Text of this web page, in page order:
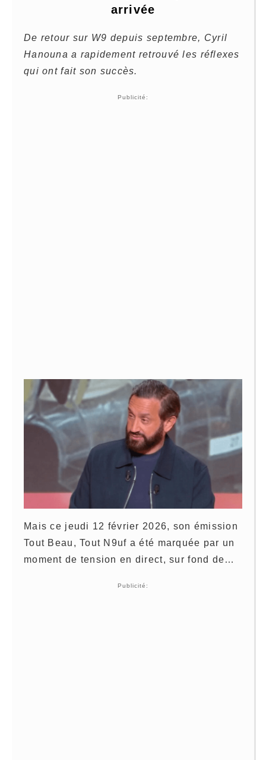
arrivée
De retour sur W9 depuis septembre, Cyril
Hanouna a rapidement retrouvé les réflexes
qui ont fait son succès.
Publicité:
Mais ce jeudi 12 février 2026, son émission
Tout Beau, Tout N9uf a été marquée par un
moment de tension en direct, sur fond de…
Publicité: